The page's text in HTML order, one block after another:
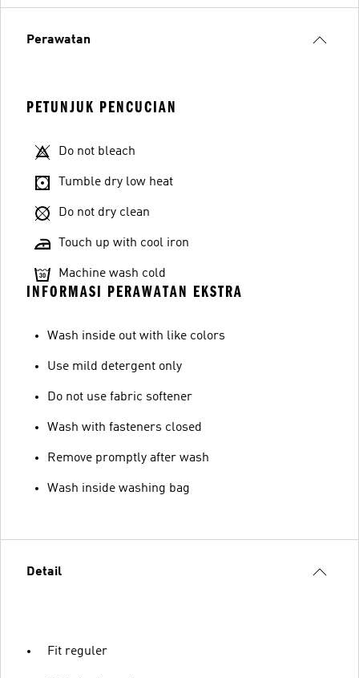
Perawatan
PETUNJUK PENCUCIAN
Do not bleach
Tumble dry low heat
Do not dry clean
Touch up with cool iron
Machine wash cold
INFORMASI PERAWATAN EKSTRA
Wash inside out with like colors
Use mild detergent only
Do not use fabric softener
Wash with fasteners closed
Remove promptly after wash
Wash inside washing bag
Detail
Fit reguler